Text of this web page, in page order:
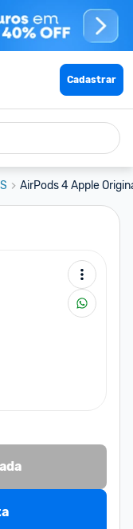
Cadastrar
AirPods 4 Apple